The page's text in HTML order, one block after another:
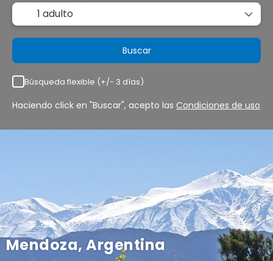
Mendoza, Argentina
1 adulto
Buscar
Búsqueda flexible (+/- 3 días)
Haciendo click en "Buscar", acepto las Condiciones de uso